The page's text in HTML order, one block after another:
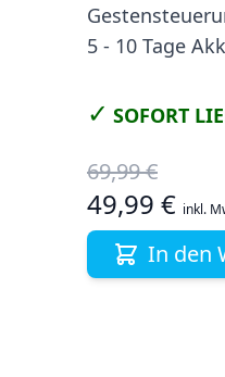
5 - 10 Tage
✓ SOFORT
69,99 €
49,99 € inkl.
In den